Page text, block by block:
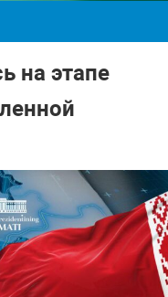
на этапе